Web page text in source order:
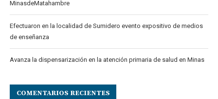
MinasdeMatahambre
Efectuaron en la localidad de Sumidero evento expositivo de medios
de enseñanza
Avanza la dispensarización en la atención primaria de salud en Minas
COMENTARIOS RECIENTES